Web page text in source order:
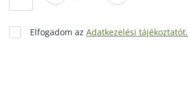
Elfogadom az Adatkezelési tájékoztatót.